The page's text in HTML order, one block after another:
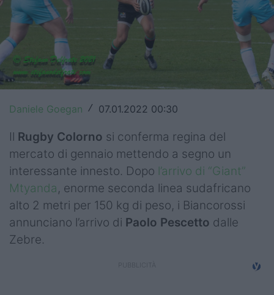
6 Nazioni
United Rugby Championship
Top14
Challenge Cup
World Rugby
Rugby World Cup
Super Rugby
Daniele Goegan / 07.01.2022 00:30
Il Rugby Colorno si conferma regina del
mercato di gennaio mettendo a segno un
interessante innesto. Dopo l’arrivo di “Giant”
Mtyanda, enorme seconda linea sudafricano
alto 2 metri per 150 kg di peso, i Biancorossi
annunciano l’arrivo di Paolo Pescetto dalle
Zebre.